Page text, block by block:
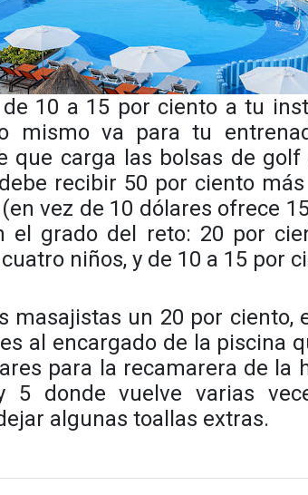
10 a 15 por ciento a tu
mismo va para tu
que carga las bolsas de
recibir 50 por ciento
vez de 10 dólares ofrece
el grado del reto: 20 por
niños, y de 10 a 15 por
masajistas un 20 por ciento,
al encargado de la piscina
para la recamarera de la
5 donde vuelve varias
algunas toallas extras.